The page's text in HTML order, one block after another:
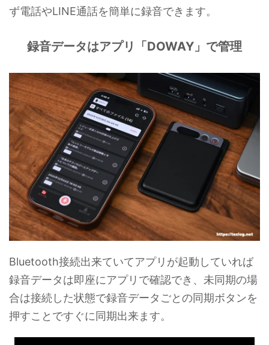
ず電話やLINE通話を簡単に録音できます。
録音データはアプリ「DOWAY」で管理
Bluetooth接続出来ていてアプリが起動していれば
録音データは即座にアプリで確認でき、未同期の場
合は接続した状態で録音データごとの同期ボタンを
押すことですぐに同期出来ます。